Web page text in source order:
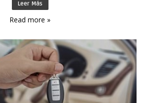
Leer Más
Read more »